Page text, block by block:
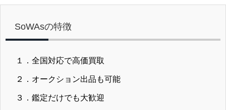
SoWAsの特徴
１．全国対応で高価買取
２．オークション出品も可能
３．鑑定だけでも大歓迎